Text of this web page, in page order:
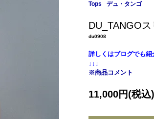
Tops
デュ・タンゴ
DU_TANGO
du0908
詳しくはブログでも紹
↓↓↓
※商品コメント
11,000円(税込)